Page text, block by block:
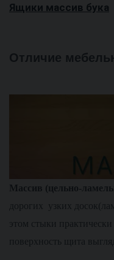
Ящики массив бука
Отличие
Массив (цельно-
дорогих узких
этом стыки
поверхность щита